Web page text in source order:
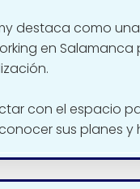
destaca como
en Salamanca
con el espacio
sus planes y